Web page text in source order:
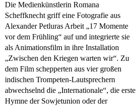
Die Medienkünstlerin Romana
Scheffknecht griff eine Fotografie aus
Alexander Petluras Arbeit „17 Momente
vor dem Frühling“ auf und integrierte sie
als Animationsfilm in ihre Installation
„Zwischen den Kriegen warten wir“. Zu
dem Film schepperten aus vier großen
indischen Trompeten-Lautsprechern
abwechselnd die „Internationale“, die erste
Hymne der Sowjetunion oder der